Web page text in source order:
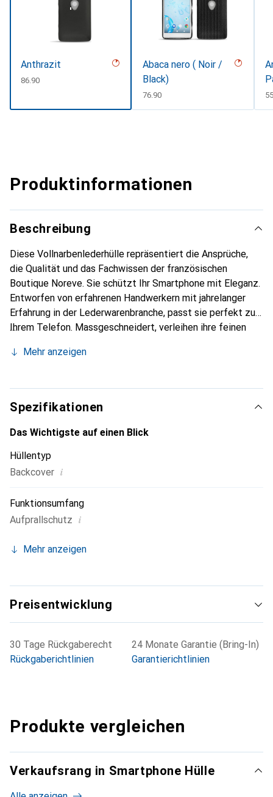
Anthrazit
CHF
86.90
Abaca nero ( Noir /
Black)
CHF
76.90
Produktinformationen
Beschreibung
Diese Vollnarbenlederhülle repräsentiert die Ansprüche,
die Qualität und das Fachwissen der französischen
Boutique Noreve. Sie schützt Ihr Smartphone mit Eleganz.
Entworfen von erfahrenen Handwerkern mit jahrelanger
Erfahrung in der Lederwarenbranche, passt sie perfekt zu
Ihrem Telefon. Massgeschneidert, verleihen ihre feinen
und unverzichtbaren Accessoire für Ihr Smartphone. Die
hochwertigen Produkte und eine zuverlässige Wahl für
eine anspruchsvolle Kundschaft.
Mehr anzeigen
Spezifikationen
Das Wichtigste auf einen Blick
Hüllentyp
Backcover i
Funktionsumfang
Aufprallschutz i
Mehr anzeigen
Preisentwicklung
30 Tage Rückgaberecht
Rückgaberichtlinien
24 Monate Garantie (Bring-In)
Garantierichtlinien
Produkte vergleichen
Verkaufsrang in Smartphone Hülle